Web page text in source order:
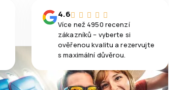
4.6
Více než 4950 recenzí
zákazníků – vyberte si
ověřenou kvalitu a rezervujte
s maximální důvěrou.